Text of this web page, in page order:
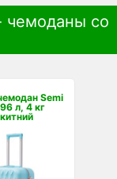
чемоданы со
Semi
л, 4 кг